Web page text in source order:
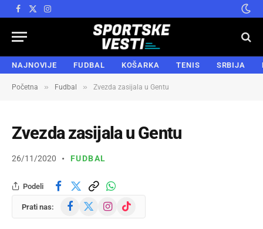
Facebook
X
Instagram
NAJNOVIJE FUDBAL KOŠARKA TENIS SRBIJA
Početna » Fudbal » Zvezda zasijala u Gentu
Zvezda zasijala u Gentu
26/11/2020 FUDBAL
Podeli
Prati nas: Facebook Instagram
TikTok